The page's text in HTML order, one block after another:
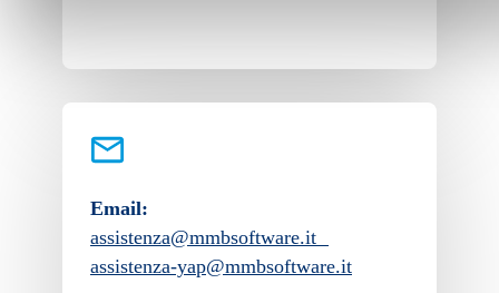
Email:
assistenza@mmbsoftware.it
assistenza-yap@mmbsoftware.it